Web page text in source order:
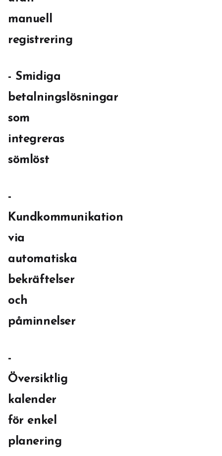
manuell
registrering
- Smidiga
betalningslösningar
som
integreras
sömlöst
-
Kundkommunikation
via
automatiska
bekräftelser
och
påminnelser
-
Översiktlig
kalender
för enkel
planering